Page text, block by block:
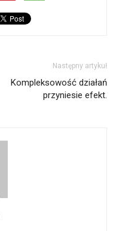
Następny artykuł
Kompleksowość działań
przyniesie efekt.